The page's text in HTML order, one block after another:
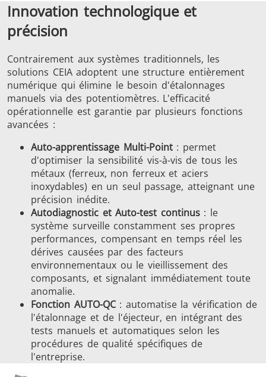
Innovation technologique et
précision
Contrairement aux systèmes traditionnels, les
solutions CEIA adoptent une structure entièrement
numérique qui élimine le besoin d'étalonnages
manuels via des potentiomètres. L'efficacité
opérationnelle est garantie par plusieurs fonctions
avancées :
Auto-apprentissage Multi-Point: permet
d'optimiser la sensibilité vis-à-vis de tous les
métaux (ferreux, non ferreux et aciers
inoxydables) en un seul passage, atteignant une
précision inédite.
Autodiagnostic et Auto-test continus: le
système surveille constamment ses propres
performances, compensant en temps réel les
dérives causées par des facteurs
environnementaux ou le vieillissement des
composants, et signalant immédiatement toute
anomalie.
Fonction AUTO-QC: automatise la vérification de
l'étalonnage et de l'éjecteur, en intégrant des
tests manuels et automatiques selon les
procédures de qualité spécifiques de
l'entreprise.